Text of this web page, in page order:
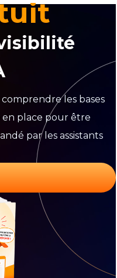
les bases
en place pour être
par les assistants